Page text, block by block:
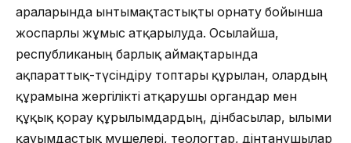
араларында ынтымақтастықты орнату бойынша
жоспарлы жұмыс атқарылуда. Осылайша,
республиканың барлық аймақтарында
ақпараттық-түсіндіру топтары құрылған, олардың
құрамына жергілікті атқарушы органдар мен
құқық қорғау құрылымдардың, дінбасылар, ғылыми
қауымдастық мүшелері, теологтар, дінтанушылар